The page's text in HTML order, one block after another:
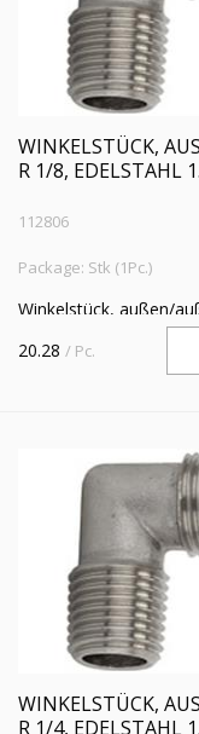
WINKELSTÜCK,
1/8, EDELSTAHL
112806
Package: Stk (1Pc.)
Winkelstück, außen/
Betriebsdruck max.
Betriebstemperatur -
20.28 / Pc.
WINKELSTÜCK,
1/4, EDELSTAHL